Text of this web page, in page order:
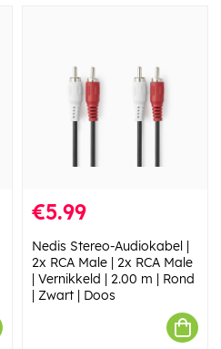
€5.99
Nedis Stereo-Audiokabel |
2x RCA Male | 2x RCA Male
| Vernikkeld | 2.00 m | Rond
| Zwart | Doos